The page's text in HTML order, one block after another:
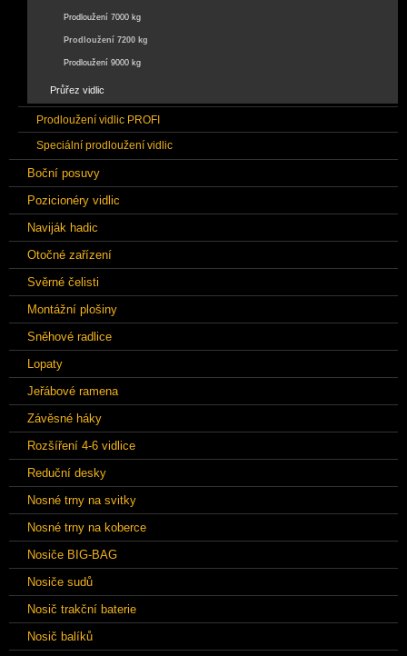
Prodloužení 7000 kg
Prodloužení 7200 kg
Prodloužení 9000 kg
Průřez vidlic
Prodloužení vidlic PROFI
Speciální prodloužení vidlic
Boční posuvy
Pozicionéry vidlic
Naviják hadic
Otočné zařízení
Svěrné čelisti
Montážní plošiny
Sněhové radlice
Lopaty
Jeřábové ramena
Závěsné háky
Rozšíření 4-6 vidlice
Reduční desky
Nosné trny na svitky
Nosné trny na koberce
Nosiče BIG-BAG
Nosiče sudů
Nosič trakční baterie
Nosič balíků